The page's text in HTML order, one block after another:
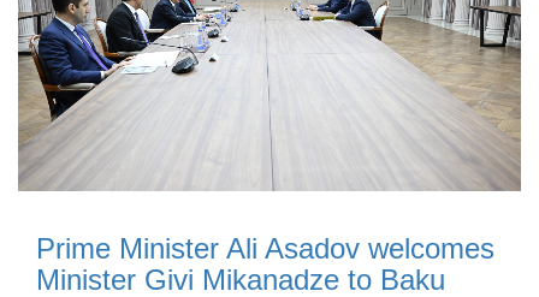
Prime Minister Ali Asadov welcomes
Minister Givi Mikanadze to Baku